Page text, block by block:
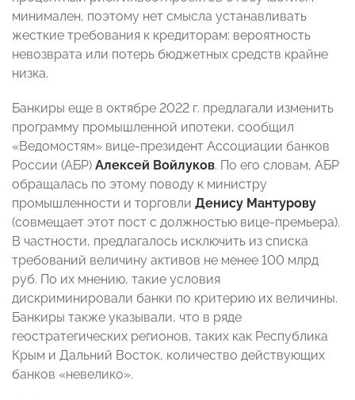
минимален, поэтому нет смысла устанавливать
жесткие требования к кредиторам: вероятность
невозврата или потерь бюджетных средств крайне
низка.
Банкиры еще в октябре 2022 г. предлагали изменить
программу промышленной ипотеки, сообщил
«Ведомостям» вице-президент Ассоциации банков
России (АБР) Алексей Войлуков. По его словам, АБР
обращалась по этому поводу к министру
промышленности и торговли Денису Мантурову
(совмещает этот пост с должностью вице-премьера).
В частности, предлагалось исключить из списка
требований величину активов не менее 100 млрд
руб. По их мнению, такие условия
дискриминировали банки по критерию их величины.
Банкиры также указывали, что в ряде
геостратегических регионов, таких как Республика
Крым и Дальний Восток, количество действующих
банков «невелико».